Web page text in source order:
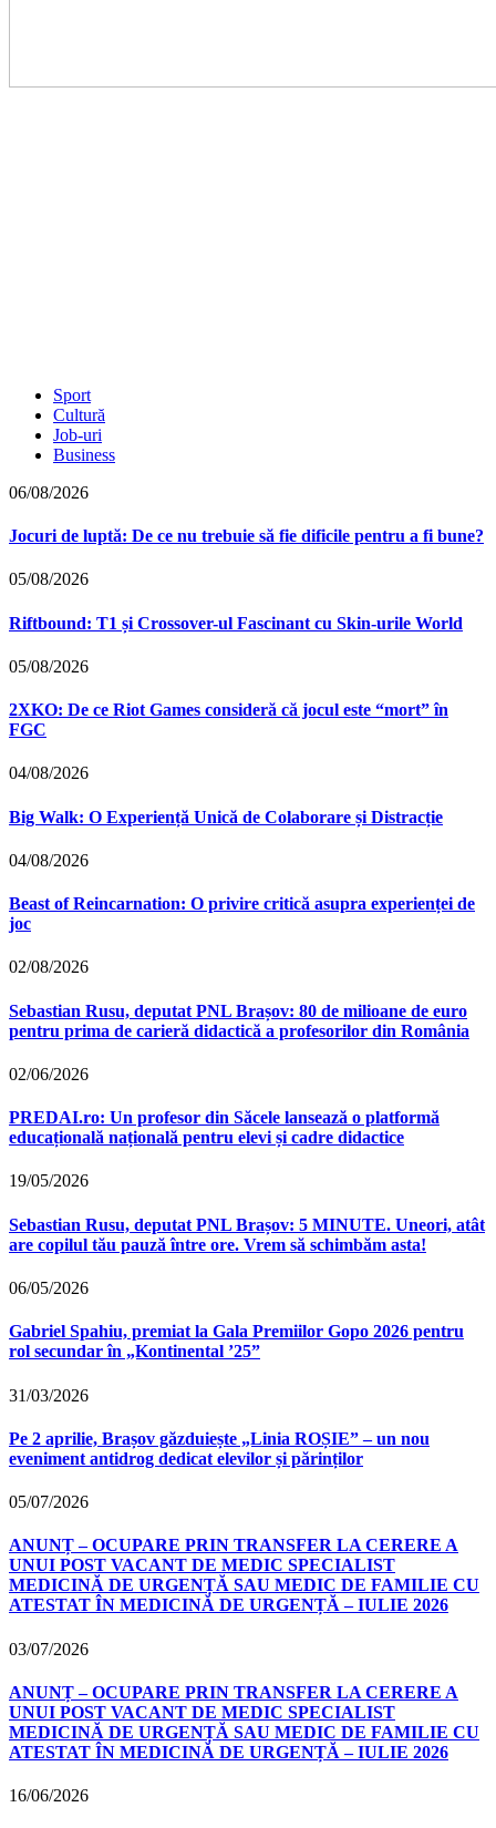
Sport
Cultură
Job-uri
Business
06/08/2026
Jocuri de luptă: De ce nu trebuie să fie dificile pentru a fi bune?
05/08/2026
Riftbound: T1 și Crossover-ul Fascinant cu Skin-urile World
05/08/2026
2XKO: De ce Riot Games consideră că jocul este “mort” în
FGC
04/08/2026
Big Walk: O Experiență Unică de Colaborare și Distracție
04/08/2026
Beast of Reincarnation: O privire critică asupra experienței de
joc
02/08/2026
Sebastian Rusu, deputat PNL Brașov: 80 de milioane de euro
pentru prima de carieră didactică a profesorilor din România
02/06/2026
PREDAI.ro: Un profesor din Săcele lansează o platformă
educațională națională pentru elevi și cadre didactice
19/05/2026
Sebastian Rusu, deputat PNL Brașov: 5 MINUTE. Uneori, atât
are copilul tău pauză între ore. Vrem să schimbăm asta!
06/05/2026
Gabriel Spahiu, premiat la Gala Premiilor Gopo 2026 pentru
rol secundar în „Kontinental ’25”
31/03/2026
Pe 2 aprilie, Brașov găzduiește „Linia ROȘIE” – un nou
eveniment antidrog dedicat elevilor și părinților
05/07/2026
ANUNȚ – OCUPARE PRIN TRANSFER LA CERERE A
UNUI POST VACANT DE MEDIC SPECIALIST
MEDICINĂ DE URGENȚĂ SAU MEDIC DE FAMILIE CU
ATESTAT ÎN MEDICINĂ DE URGENȚĂ – IULIE 2026
03/07/2026
ANUNȚ – OCUPARE PRIN TRANSFER LA CERERE A
UNUI POST VACANT DE MEDIC SPECIALIST
MEDICINĂ DE URGENȚĂ SAU MEDIC DE FAMILIE CU
ATESTAT ÎN MEDICINĂ DE URGENȚĂ – IULIE 2026
16/06/2026